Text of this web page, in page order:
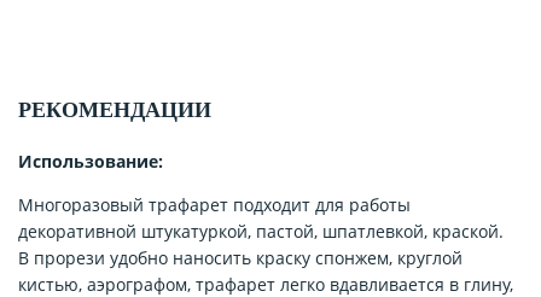
РЕКОМЕНДАЦИИ
Использование:
Многоразовый трафарет подходит для работы
декоративной штукатуркой, пастой, шпатлевкой, краской.
В прорези удобно наносить краску спонжем, круглой
кистью, аэрографом, трафарет легко вдавливается в глину,